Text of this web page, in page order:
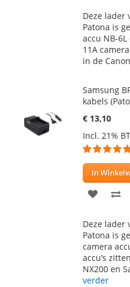
AAN
Deze lader
Patona is
accu NB-6L
11A
in de
Samsung
kabels
€ 13,10
Incl. 21%
In
VOEG
AAN
Deze lader
Patona is
camera
accu’s
NX200 en
verder